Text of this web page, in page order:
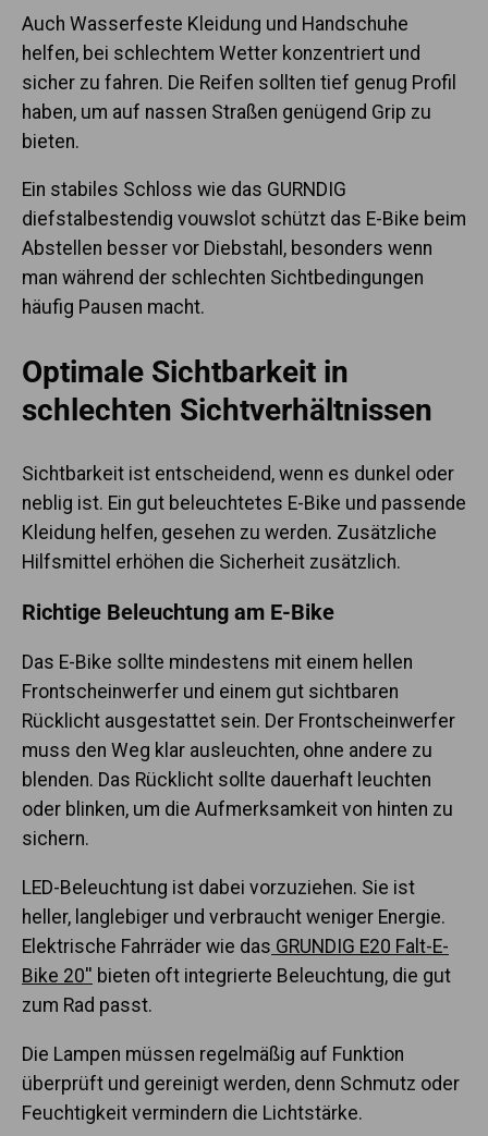
Auch Wasserfeste Kleidung und Handschuhe
helfen, bei schlechtem Wetter konzentriert und
sicher zu fahren. Die Reifen sollten tief genug Profil
haben, um auf nassen Straßen genügend Grip zu
bieten.
Ein stabiles Schloss wie das GURNDIG
diefstalbestendig vouwslot schützt das E-Bike beim
Abstellen besser vor Diebstahl, besonders wenn
man während der schlechten Sichtbedingungen
häufig Pausen macht.
Optimale Sichtbarkeit in
schlechten Sichtverhältnissen
Sichtbarkeit ist entscheidend, wenn es dunkel oder
neblig ist. Ein gut beleuchtetes E-Bike und passende
Kleidung helfen, gesehen zu werden. Zusätzliche
Hilfsmittel erhöhen die Sicherheit zusätzlich.
Richtige Beleuchtung am E-Bike
Das E-Bike sollte mindestens mit einem hellen
Frontscheinwerfer und einem gut sichtbaren
Rücklicht ausgestattet sein. Der Frontscheinwerfer
muss den Weg klar ausleuchten, ohne andere zu
blenden. Das Rücklicht sollte dauerhaft leuchten
oder blinken, um die Aufmerksamkeit von hinten zu
sichern.
LED-Beleuchtung ist dabei vorzuziehen. Sie ist
heller, langlebiger und verbraucht weniger Energie.
Elektrische Fahrräder wie das GRUNDIG E20 Falt-E-
Bike 20'' bieten oft integrierte Beleuchtung, die gut
zum Rad passt.
Die Lampen müssen regelmäßig auf Funktion
überprüft und gereinigt werden, denn Schmutz oder
Feuchtigkeit vermindern die Lichtstärke.